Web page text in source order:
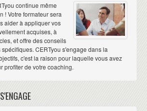
continue même
! Votre formateur sera
aider à appliquer vos
acquises, à
et offre des conseils
CERTyou s'engage dans la
c'est la raison pour laquelle vous avez
profiter de votre coaching.